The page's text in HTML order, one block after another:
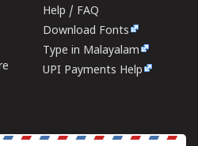
Help / FAQ
Download Fonts
Type in Malayalam
UPI Payments Help